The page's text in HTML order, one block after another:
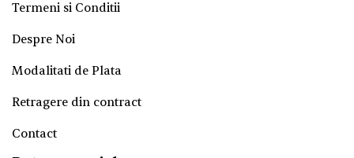
Termeni si Conditii
Despre Noi
Modalitati de Plata
Retragere din contract
Contact